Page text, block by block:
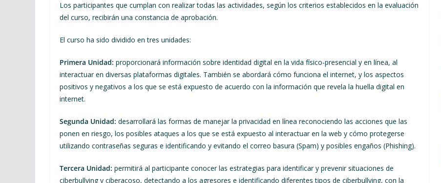
Los participantes que cumplan con realizar todas las actividades, según los criterios establecidos en la evaluación
del curso, recibirán una constancia de aprobación.
El curso ha sido dividido en tres unidades:
Primera Unidad: proporcionará información sobre identidad digital en la vida físico-presencial y en línea, al
interactuar en diversas plataformas digitales. También se abordará cómo funciona el internet, y los aspectos
positivos y negativos a los que se está expuesto de acuerdo con la información que revela la huella digital en
internet.
Segunda Unidad: desarrollará las formas de manejar la privacidad en línea reconociendo las acciones que las
ponen en riesgo, los posibles ataques a los que se está expuesto al interactuar en la web y cómo protegerse
utilizando contraseñas seguras e identificando y evitando el correo basura (Spam) y posibles engaños (Phishing).
Tercera Unidad: permitirá al participante conocer las estrategias para identificar y prevenir situaciones de
ciberbullying y ciberacoso, detectando a los agresores e identificando diferentes tipos de ciberbullying, con la